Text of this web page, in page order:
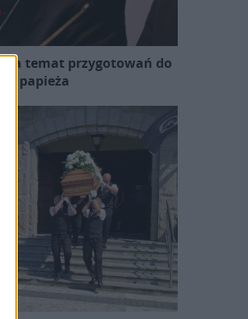
na temat przygotowań do
papieża